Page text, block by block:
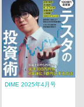
DIME 2025年4月号